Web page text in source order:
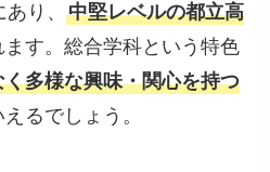
あり、中堅レベルの都立高
す。総合学科という特色
多様な興味・関心を持つ
るでしょう。